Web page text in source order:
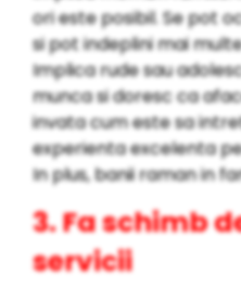
ori este posibil. Se pot
si pot indeplini mai
Implica rude sau
munca si doresc ca
invata cum este sa
experienta excelenta
In plus, banii raman in
3. Fa schimb
servicii